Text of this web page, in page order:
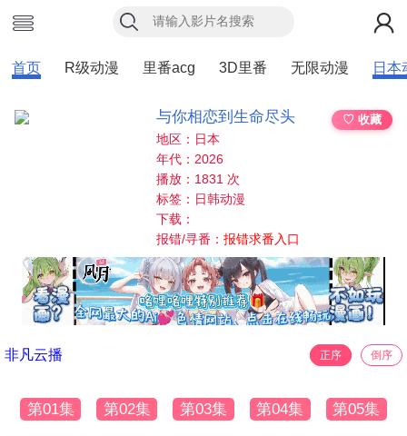
首页 R级动漫 里番acg 3D里番 无限动漫 日本
与你相恋到生命尽头
♡ 收藏
地区：日本
年代：2026
播放：1831 次
标签：日韩动漫
下载：
报错/寻番：报错求番入口
非凡云播 正序 倒序
第01集 第02集 第03集 第04集 第05集